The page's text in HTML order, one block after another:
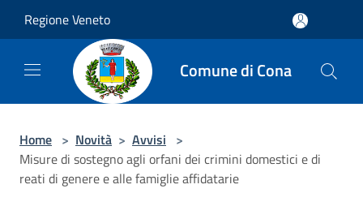
Regione Veneto
Comune di Cona
Home > Novità > Avvisi >
Misure di sostegno agli orfani dei crimini domestici e di
reati di genere e alle famiglie affidatarie